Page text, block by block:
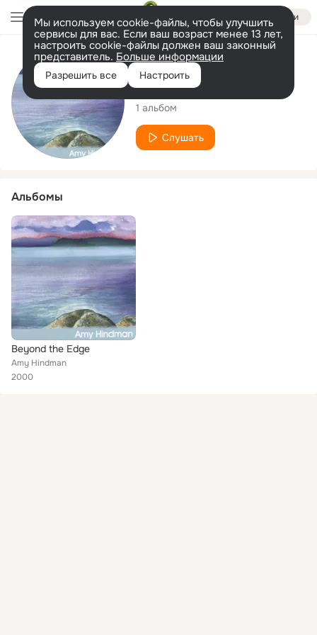
Войти
Мы используем cookie-файлы, чтобы улучшить
сервисы для вас. Если ваш возраст менее 13 лет,
настроить cookie-файлы должен ваш законный
представитель. Больше информации
Разрешить все Настроить
Исполнитель
Amy Hindman
1 альбом
Слушать
Альбомы
Beyond the Edge
Amy Hindman
2000